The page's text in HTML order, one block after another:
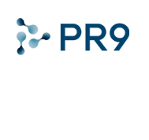
content